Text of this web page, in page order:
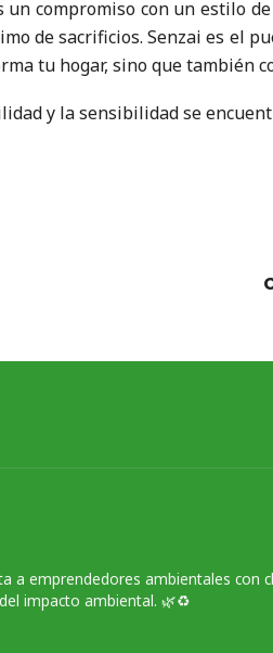
compromiso con un estilo
de sacrificios. Senzai es el
tu hogar, sino que
y la sensibilidad se
a emprendedores ambientales
impacto ambiental. 🌿♻️